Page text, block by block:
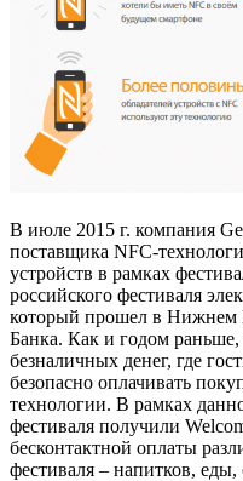
В июле 2015 г. компания
поставщика NFC-
устройств в рамках
российского фестиваля
который прошел в Нижнем
Банка. Как и годом раньше,
безналичных денег, где
безопасно оплачивать
технологии. В рамках
фестиваля получили
бесконтактной оплаты
фестиваля – напитков, еды,